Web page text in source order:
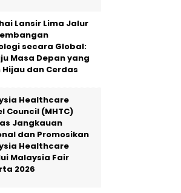
Lansir Lima Jalur
secara Global:
Masa Depan yang
Hijau dan Cerdas
Healthcare
Council (MHTC)
Jangkauan
dan Promosikan
Healthcare
Malaysia Fair
2026